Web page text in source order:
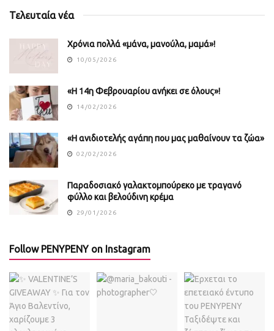
Τελευταία νέα
Χρόνια πολλά «μάνα, μανούλα, μαμά»!
10/05/2026
«Η 14η Φεβρουαρίου ανήκει σε όλους»!
14/02/2026
«Η ανιδιοτελής αγάπη που μας μαθαίνουν τα ζώα»
02/02/2026
Παραδοσιακό γαλακτομπούρεκο με τραγανό
φύλλο και βελούδινη κρέμα
29/01/2026
Follow PENYPENY on Instagram